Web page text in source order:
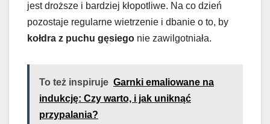
jest droższe i bardziej kłopotliwe. Na co dzień
pozostaje regularne wietrzenie i dbanie o to, by
kołdra z puchu gęsiego nie zawilgotniała.
To też inspiruje Garnki emaliowane na
indukcję: Czy warto, i jak uniknąć
przypalania?